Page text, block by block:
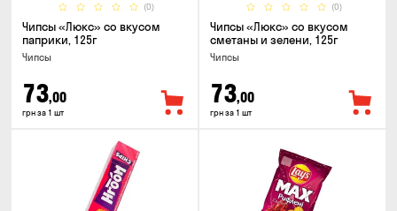
(0)
Чипсы «Люкс» со вкусом
паприки, 125г
Чипсы
73,00
грн за 1 шт
(0)
Чипсы «Люкс» со вкусом
сметаны и зелени, 125г
Чипсы
73,00
грн за 1 шт